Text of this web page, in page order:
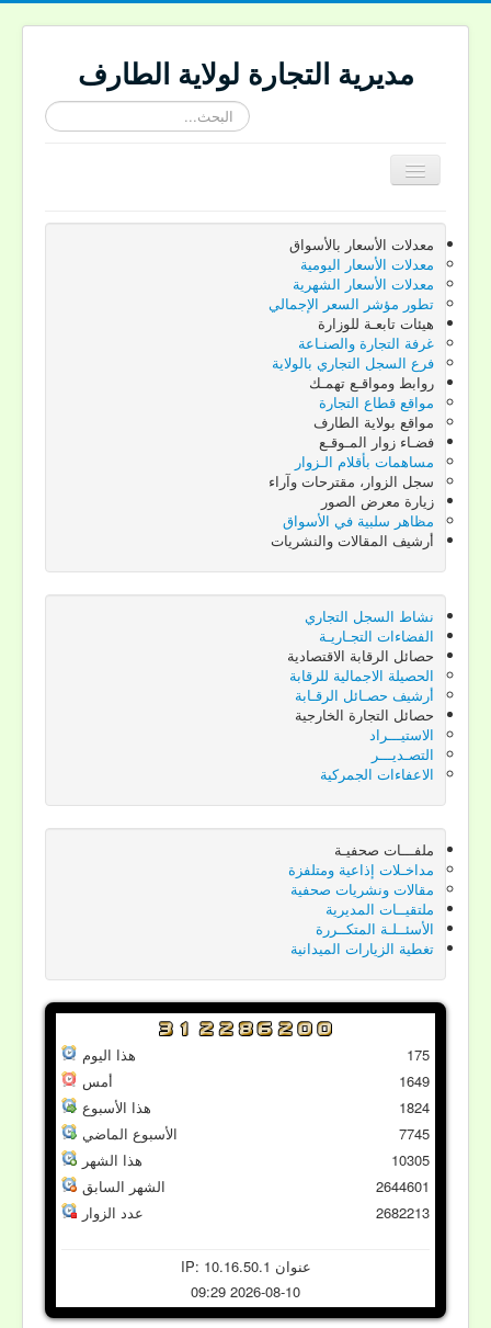
مديرية التجارة لولاية الطارف
البحث...
Toggle
Navigation
الرئيسية
تقديم الجهة
تقديم المديرية
النصوص القانونية
ركـن المستهـلك
إعلانات المديرية
اتصل بنـا
Site-langue Fr
Current
أنت هنا: الرئيسية
معدلات الأسعار بالأسواق
معدلات الأسعار اليومية
معدلات الأسعار الشهرية
تطور مؤشر السعر الإجمالي
هيئات تابعـة للوزارة
غرفة التجارة والصنـاعة
فرع السجل التجاري بالولاية
روابط ومواقـع تهمـك
مواقع قطاع التجارة
مواقع بولاية الطارف
فضـاء زوار المـوقـع
مساهمات بأقلام الـزوار
سجل الزوار، مقترحات وآراء
زيارة معرض الصور
مظاهر سلبية في الأسواق
أرشيف المقالات والنشريات
نشاط السجل التجاري
الفضاءات التجـاريـة
حصائل الرقابة الاقتصادية
الحصيلة الاجمالية للرقابة
أرشيف حصـائل الرقـابة
حصائل التجارة الخارجية
الاستيـــراد
التصـديـــر
الاعفاءات الجمركية
ملفـــات صحفيـة
مداخـلات إذاعية ومتلفزة
مقالات ونشريات صحفية
ملتقيــات المديرية
الأسئــلـة المتكــررة
تغطية الزيارات الميدانية
هذا اليوم
أمس
هذا الأسبوع
الأسبوع الماضي
هذا الشهر
الشهر السابق
عدد الزوار
175
1649
1824
7745
10305
2644601
2682213
عنوان IP: 10.16.50.1
2026-08-10 09:29